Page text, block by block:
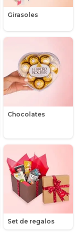
Girasoles
Chocolates
Set de regalos